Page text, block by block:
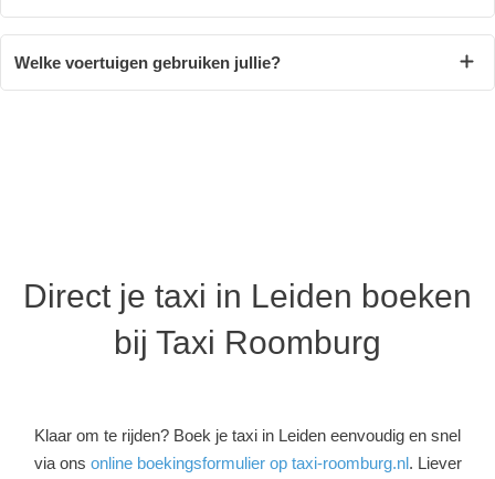
Welke voertuigen gebruiken jullie?
Direct je taxi in Leiden boeken
bij Taxi Roomburg
Klaar om te rijden? Boek je taxi in Leiden eenvoudig en snel
via ons online boekingsformulier op taxi-roomburg.nl. Liever